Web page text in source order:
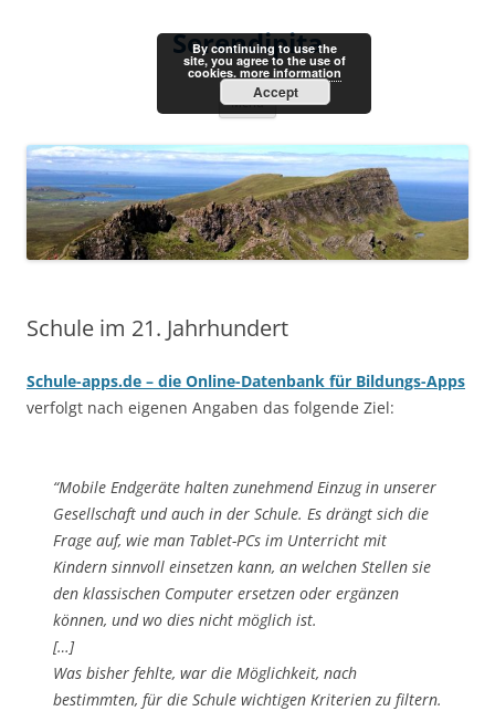
Serendipita
Menu
Schule im 21. Jahrhundert
Schule-apps.de – die Online-Datenbank für Bildungs-Apps
verfolgt nach eigenen Angaben das folgende Ziel:
“Mobile Endgeräte halten zunehmend Einzug in unserer
Gesellschaft und auch in der Schule. Es drängt sich die
Frage auf, wie man Tablet-PCs im Unterricht mit
Kindern sinnvoll einsetzen kann, an welchen Stellen sie
den klassischen Computer ersetzen oder ergänzen
können, und wo dies nicht möglich ist.
[…]
Was bisher fehlte, war die Möglichkeit, nach
bestimmten, für die Schule wichtigen Kriterien zu filtern.
By continuing to use the
site, you agree to the use of
cookies. more information
Accept